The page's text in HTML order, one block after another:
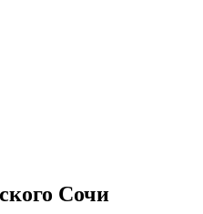
Сочи